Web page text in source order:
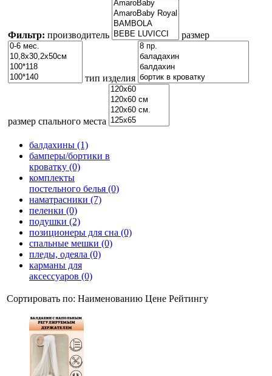
Фильтр: производитель размер
тип изделия
размер спального места
балдахины (1)
бамперы/бортики в
кроватку (0)
комплекты
постельного белья (0)
наматрасники (7)
пеленки (0)
подушки (2)
позиционеры для сна (0)
спальные мешки (0)
пледы, одеяла (0)
карманы для
аксеcсуаров (0)
Сортировать по: Наименованию Цене Рейтингу